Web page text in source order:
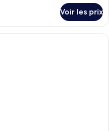
Voir les prix
Une chambre d’hôtel avec un